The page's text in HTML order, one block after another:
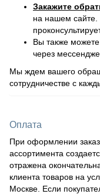
Закажите
на нашем сайте.
Вы также
через
Мы ждем вашего
сотрудничестве с
Оплата
При оформлении
ассортимента
отражена
клиента товаров на
Москве. Если